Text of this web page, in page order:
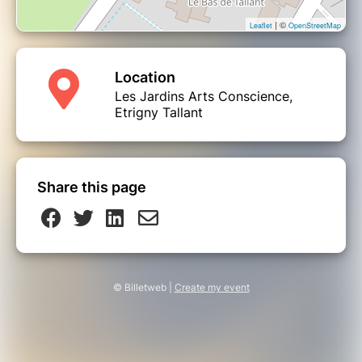
Leaflet | © OpenStreetMap
Location
Les Jardins Arts Conscience,
Etrigny Tallant
Share this page
© Billetweb | Create my event